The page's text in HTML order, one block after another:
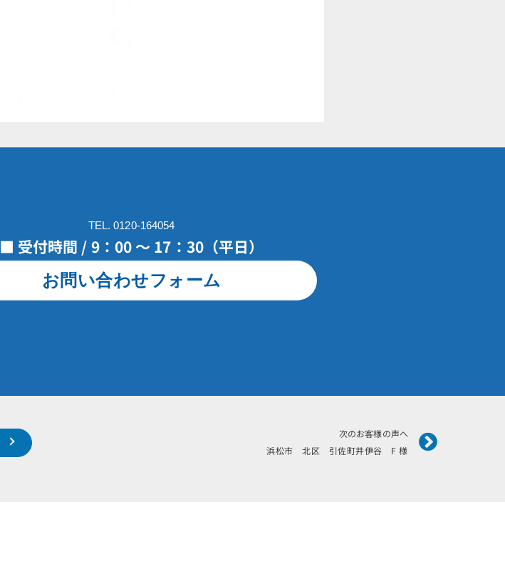
TEL. 0120-164054
■ 受付時間 / 9：00 ～ 17：30（平日）
お問い合わせフォーム
次のお客様の声へ
浜松市 北区 引佐町井伊谷 F 様
Next